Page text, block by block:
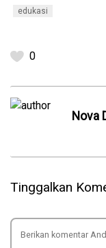
edukasi
0
Nova
Tinggalkan